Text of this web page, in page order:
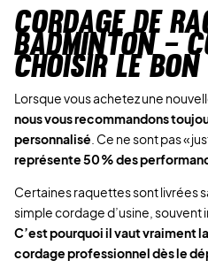
CORDAGE DE
BADMINTON –
CHOISIR LE BON
Lorsque vous achetez une
nous vous recommandons
personnalisé . Ce ne sont pas «
représente 50 % des
Certaines raquettes sont livrées
simple cordage d’usine, souvent
C’est pourquoi il vaut vraiment
cordage professionnel dès le